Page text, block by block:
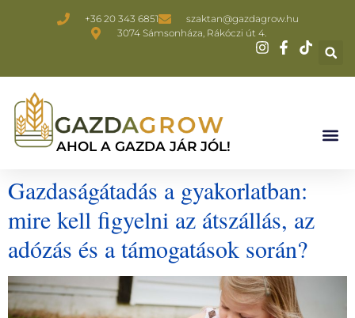
+36 20 343 6851
szaktan@gazdagrow.hu
3074 Sámsonháza, Rákóczi út 4.
AHOL A GAZDA JÁR JÓL!
Gazdaságátadás a gyakorlatban:
mire kell figyelni az átszállás, az
adózás és a támogatások során?